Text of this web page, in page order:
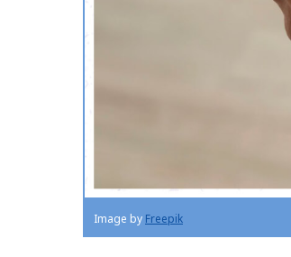
Image by Freepik